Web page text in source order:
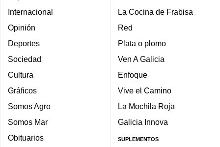
Internacional
Opinión
Deportes
Sociedad
Cultura
Gráficos
Somos Agro
Somos Mar
Obituarios
La Cocina de Frabisa
Red
Plata o plomo
Ven A Galicia
Enfoque
Vive el Camino
La Mochila Roja
Galicia Innova
SUPLEMENTOS